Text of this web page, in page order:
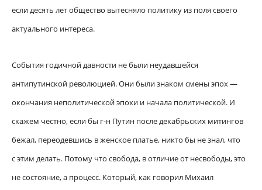
если десять лет общество вытесняло политику из поля своего
актуального интереса.
События годичной давности не были неудавшейся
антипутинской революцией. Они были знаком смены эпох —
окончания неполитической эпохи и начала политической. И
скажем честно, если бы г-н Путин после декабрьских митингов
бежал, переодевшись в женское платье, никто бы не знал, что
с этим делать. Потому что свобода, в отличие от несвободы, это
не состояние, а процесс. Который, как говорил Михаил